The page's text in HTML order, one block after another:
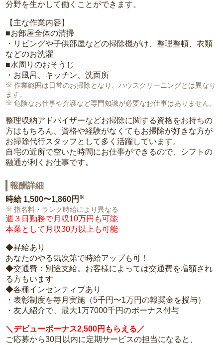
分野を生かして働くことができます。
【主な作業内容】
■お部屋全体の清掃
・リビングや子供部屋などの掃除機がけ、整理整頓、衣類
などのお洗濯
■水周りのおそうじ
・お風呂、キッチン、洗面所
作業範囲は日常のお掃除となり、ハウスクリーニングとは異なり
ます。
危険なお仕事や介護など専門知識が必要なお仕事はありません。
整理収納アドバイザーなどお掃除に関する資格をお持ちの
方はもちろん、資格や経験がなくてもお掃除が好きな方が
お掃除代行スタッフとして多く活躍しています。
自宅の近所で空いた時間にお仕事ができるので、シフトの
融通が利くお仕事です。
報酬詳細
時給 1,500〜1,860円 ※
指名料・ランク時給により異なる
週３日勤務で月収10万円も可能
本業として月収30万以上も可能
◆昇給あり
あなたのやる気次第で時給アップも可！
◆交通費：別途支給。お客様によっては交通費を増額され
る方もいます
◆各種インセンティブあり
・表彰制度を毎月実施（5千円〜1万円の報奨金を授与）
・友人紹介で、最大1万7000千円のボーナス付与
＼デビューボーナス2,500円もらえる／
ご応募から30日以内に定期サービスの担当になると、